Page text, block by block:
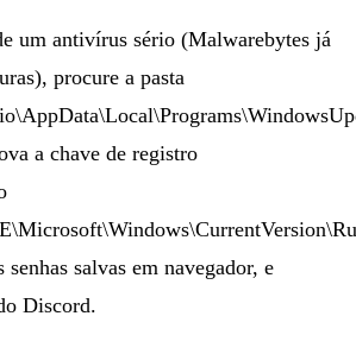
um antivírus sério (Malwarebytes já
procure a pasta
a chave de registro
senhas salvas em navegador, e
Discord.